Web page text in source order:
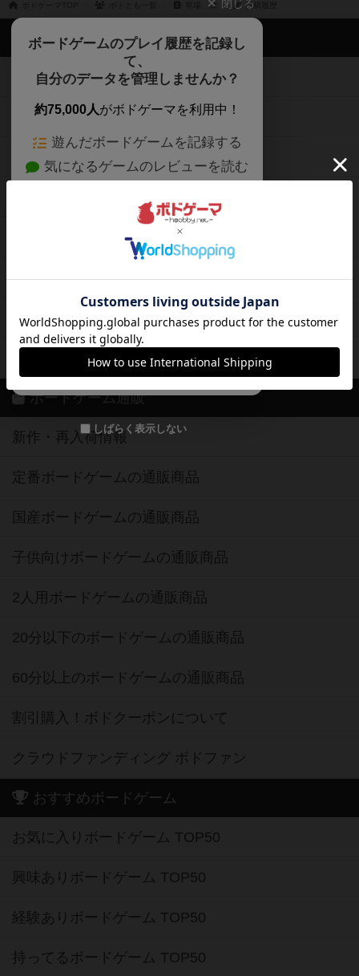
草場 律 投稿履歴
閉じる
ボードゲームのプレイ履歴を記録し
て、
自分のデータを管理しませんか？
約75,000人がボドゲーマを利用中！
遊んだボードゲームを記録する
気になるゲームのレビューを読む
有
ログイン / 会員登録（10秒）
Apple Facebook
または
メールで会員登録
しばらく表示しない
ボドゲーマTOP
ボードゲームを検索する
ボードゲームの新着レビュー
ボードゲーム会情報
掲示板・トピックス
ボドとも・会員一覧
ボードゲーム業界コラム
ボドゲーマご利用案内
ボードゲーム通販
新作・再入荷情報
定番ボードゲームの通販商品
国産ボードゲームの通販商品
子供向けボードゲームの通販商品
2人用ボードゲームの通販商品
20分以下のボードゲームの通販商品
60分以上のボードゲームの通販商品
割引購入！ボドクーポンについて
クラウドファンディング ボドファン
おすすめボードゲーム
お気に入りボードゲーム TOP50
興味ありボードゲーム TOP50
経験ありボードゲーム TOP50
持ってるボードゲーム TOP50